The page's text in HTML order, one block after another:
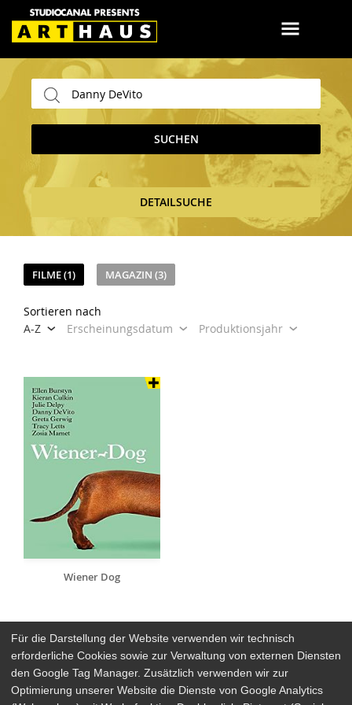
SUCHEN
DETAILSUCHE
FILME (1) MAGAZIN (3)
Sortieren nach
A-Z
Erscheinungsdatum Produktionsjahr
Wiener Dog
Arthaus Stores
Für die Darstellung der Website verwenden wir technisch
erforderliche Cookies sowie zur Verwaltung von externen Diensten
den Google Tag Manager. Zusätzlich verwenden wir zur
Optimierung unserer Website die Dienste von Google Analytics